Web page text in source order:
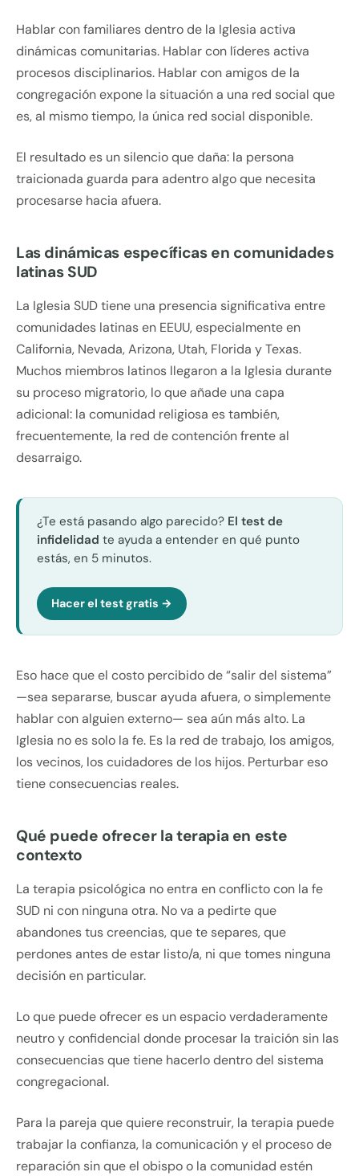
Hablar con familiares dentro de la Iglesia activa
dinámicas comunitarias. Hablar con líderes activa
procesos disciplinarios. Hablar con amigos de la
congregación expone la situación a una red social que
es, al mismo tiempo, la única red social disponible.
El resultado es un silencio que daña: la persona
traicionada guarda para adentro algo que necesita
procesarse hacia afuera.
Las dinámicas específicas en comunidades
latinas SUD
La Iglesia SUD tiene una presencia significativa entre
comunidades latinas en EEUU, especialmente en
California, Nevada, Arizona, Utah, Florida y Texas.
Muchos miembros latinos llegaron a la Iglesia durante
su proceso migratorio, lo que añade una capa
adicional: la comunidad religiosa es también,
frecuentemente, la red de contención frente al
desarraigo.
¿Te está pasando algo parecido? El test de
infidelidad te ayuda a entender en qué punto
estás, en 5 minutos.
Hacer el test gratis →
Eso hace que el costo percibido de “salir del sistema”
—sea separarse, buscar ayuda afuera, o simplemente
hablar con alguien externo— sea aún más alto. La
Iglesia no es solo la fe. Es la red de trabajo, los amigos,
los vecinos, los cuidadores de los hijos. Perturbar eso
tiene consecuencias reales.
Qué puede ofrecer la terapia en este
contexto
La terapia psicológica no entra en conflicto con la fe
SUD ni con ninguna otra. No va a pedirte que
abandones tus creencias, que te separes, que
perdones antes de estar listo/a, ni que tomes ninguna
decisión en particular.
Lo que puede ofrecer es un espacio verdaderamente
neutro y confidencial donde procesar la traición sin las
consecuencias que tiene hacerlo dentro del sistema
congregacional.
Para la pareja que quiere reconstruir, la terapia puede
trabajar la confianza, la comunicación y el proceso de
reparación sin que el obispo o la comunidad estén